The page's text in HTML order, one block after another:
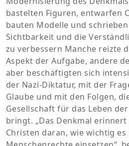
bastelten Figuren, entwarfen
bauten Modelle und
Sichtbarkeit und die
zu verbessern Manche reizte
Aspekt der Aufgabe, andere
aber beschäftigten sich
der Nazi-Diktatur, mit der
Glaube und mit den Folgen,
Gesellschaft für das Leben
bringt. „Das Denkmal
Christen daran, wie wichtig